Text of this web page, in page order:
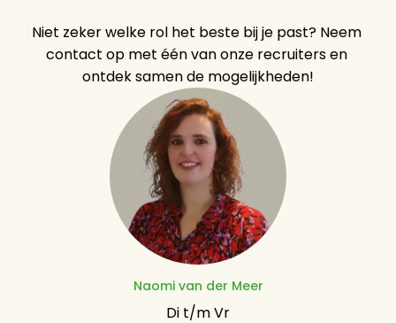
Niet zeker welke rol het beste bij je past? Neem
contact op met één van onze recruiters en
ontdek samen de mogelijkheden!
Naomi van der Meer